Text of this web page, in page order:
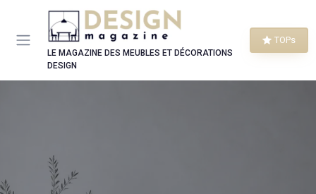
LE MAGAZINE DES MEUBLES ET DÉCORATIONS
DESIGN
TOPs
Panneau de gestion des cookies